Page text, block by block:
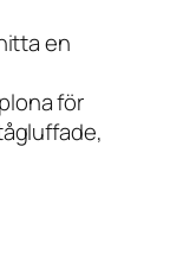
en
för